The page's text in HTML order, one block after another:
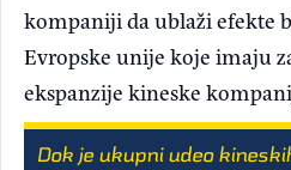
kompaniji da ublaži efekte
Evropske unije koje imaju
ekspanzije kineske
Dok je ukupni udeo